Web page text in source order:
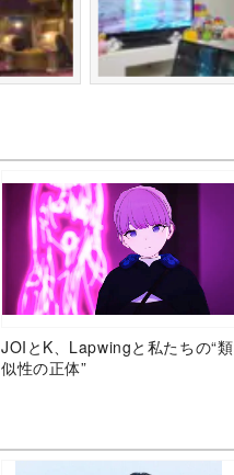
JOIとK、Lapwingと私たちの“類
似性の正体”